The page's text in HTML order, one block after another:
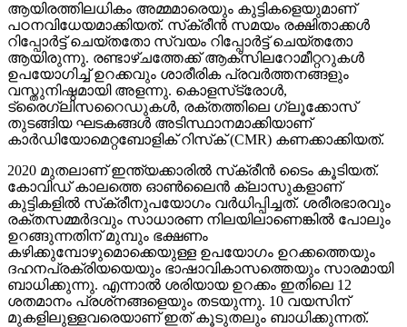
ആയിരത്തിലധികം അമ്മമാരെയും കുട്ടികളെയുമാണ്
പഠനവിധേയമാക്കിയത്. സ്‌ക്രീന്‍ സമയം രക്ഷിതാക്കള്‍
റിപ്പോര്‍ട്ട് ചെയ്തതോ സ്വയം റിപ്പോര്‍ട്ട് ചെയ്തതോ
ആയിരുന്നു. രണ്ടാഴ്ചത്തേക്ക് ആക്‌സിലറോമീറ്ററുകള്‍
ഉപയോഗിച്ച് ഉറക്കവും ശാരീരിക പ്രവര്‍ത്തനങ്ങളും
വസ്തുനിഷ്ഠമായി അളന്നു. കൊളസ്‌ട്രോള്‍,
ട്രൈഗ്ലിസറൈഡുകള്‍, രക്തത്തിലെ ഗ്ലൂക്കോസ്
തുടങ്ങിയ ഘടകങ്ങള്‍ അടിസ്ഥാനമാക്കിയാണ്
കാര്‍ഡിയോമെറ്റബോളിക് റിസ്‌ക് (CMR) കണക്കാക്കിയത്.
2020 മുതലാണ് ഇന്ത്യക്കാരില്‍ സ്‌ക്രീന്‍ ടൈം കൂടിയത്.
കോവിഡ് കാലത്തെ ഓണ്‍ലൈന്‍ ക്ലാസുകളാണ്
കുട്ടികളില്‍ സ്‌ക്രീനുപയോഗം വര്‍ധിപ്പിച്ചത്. ശരീരഭാരവും
രക്തസമ്മര്‍ദവും സാധാരണ നിലയിലാണെങ്കില്‍ പോലും
ഉറങ്ങുന്നതിന് മുമ്പും ഭക്ഷണം
കഴിക്കുമ്പോഴുമൊക്കെയുള്ള ഉപയോഗം ഉറക്കത്തെയും
ദഹനപ്രക്രിയയെയും ഭാഷാവികാസത്തെയും സാരമായി
ബാധിക്കുന്നു. എന്നാല്‍ ശരിയായ ഉറക്കം ഇതിലെ 12
ശതമാനം പ്രശ്‌നങ്ങളെയും തടയുന്നു. 10 വയസിന്
മുകളിലുള്ളവരെയാണ് ഇത് കൂടുതലും ബാധിക്കുന്നത്.